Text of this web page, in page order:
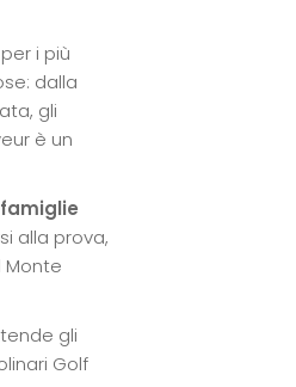
i più
dalla
gli
è un
alla prova,
Monte
gli
Golf